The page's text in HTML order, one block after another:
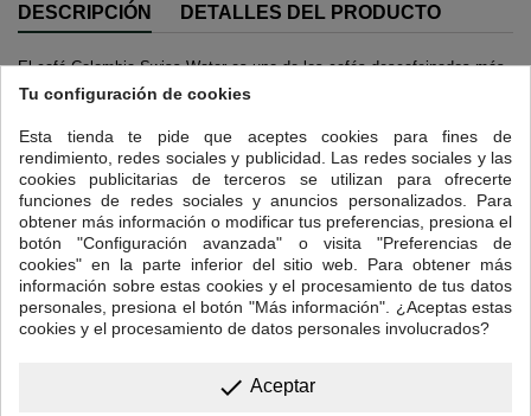
DESCRIPCIÓN DETALLES DEL PRODUCTO
El café Colombia Swiss Water es uno de los cafés descafeinados más
populares del mundo porque, sin perder la calidad típica del grano
Este método patentado elimina el 99.9% de la cafeína utilizando
exclusivamente agua pura, temperatura y tiempo y se lleva a cabo
cuando el grano aún está verde, antes de ser tostado.
Si eres de los que piensan que un descafeinado no sabe a nada y
prefieres no tomar café que probarlo, te alegrará saber que nuestro
Colombia descafeinado, ha sido cultivado a gran altitud y mantiene su
calidad y todas sus cualidades organolépticas intactas.
Un pequeño detalle: en cualquier cafetera, a cualquier hora y mejor sin
leche.
Tu configuración de cookies
Esta tienda te pide que aceptes cookies para fines de
rendimiento, redes sociales y publicidad. Las redes sociales y las
cookies publicitarias de terceros se utilizan para ofrecerte
funciones de redes sociales y anuncios personalizados. Para
obtener más información o modificar tus preferencias, presiona el
botón "Configuración avanzada" o visita "Preferencias de
cookies" en la parte inferior del sitio web. Para obtener más
información sobre estas cookies y el procesamiento de tus datos
personales, presiona el botón "Más información". ¿Aceptas estas
cookies y el procesamiento de datos personales involucrados?
done Aceptar